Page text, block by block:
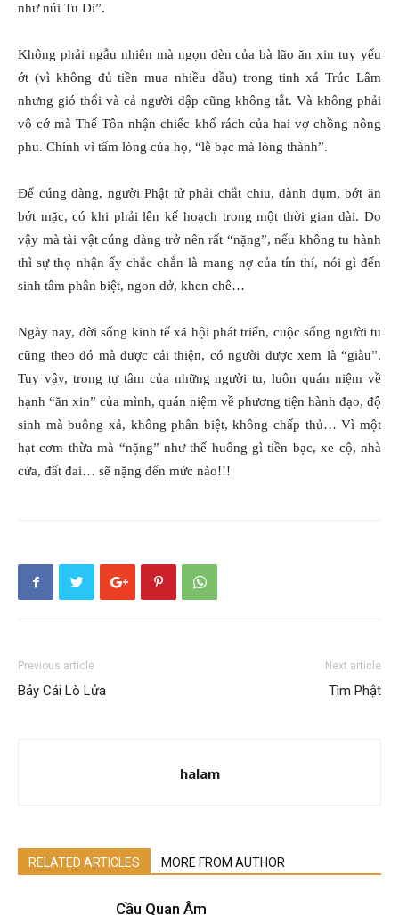
như núi Tu Di”.
Không phải ngẫu nhiên mà ngọn đèn của bà lão ăn xin tuy yếu
ớt (vì không đủ tiền mua nhiều dầu) trong tinh xá Trúc Lâm
nhưng gió thổi và cả người dập cũng không tắt. Và không phải
vô cớ mà Thế Tôn nhận chiếc khố rách của hai vợ chồng nông
phu. Chính vì tấm lòng của họ, “lễ bạc mà lòng thành”.
Để cúng dàng, người Phật tử phải chắt chiu, dành dụm, bớt ăn
bớt mặc, có khi phải lên kế hoạch trong một thời gian dài. Do
vậy mà tài vật cúng dàng trở nên rất “nặng”, nếu không tu hành
thì sự thọ nhận ấy chắc chắn là mang nợ của tín thí, nói gì đến
sinh tâm phân biệt, ngon dở, khen chê…
Ngày nay, đời sống kinh tế xã hội phát triển, cuộc sống người tu
cũng theo đó mà được cải thiện, có người được xem là “giàu”.
Tuy vậy, trong tự tâm của những người tu, luôn quán niệm về
hạnh “ăn xin” của mình, quán niệm về phương tiện hành đạo, độ
sinh mà buông xả, không phân biệt, không chấp thủ… Vì một
hạt cơm thừa mà “nặng” như thế huống gì tiền bạc, xe cộ, nhà
cửa, đất đai… sẽ nặng đến mức nào!!!
Previous article
Bảy Cái Lò Lửa
Next article
Tìm Phật
halam
RELATED ARTICLES MORE FROM AUTHOR
Cầu Quan Âm